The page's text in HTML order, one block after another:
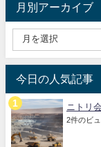
月別アーカイブ
今日の人気記事
ニトリ
2件のビ